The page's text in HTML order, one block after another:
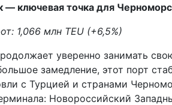
— ключевая точка для
1,066 млн TEU (+6,5%)
уверенно занимать
замедление, этот порт
с Турцией и странами
Новороссийский